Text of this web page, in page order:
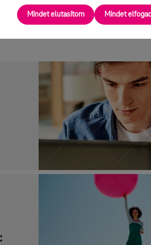
bátran:
Mindet elutasítom Mindet